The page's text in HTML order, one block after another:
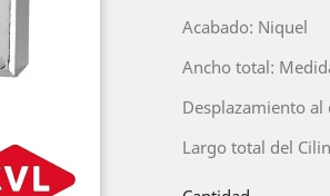
Acabado: Niquel
Ancho total:
Desplazamiento
Largo total del